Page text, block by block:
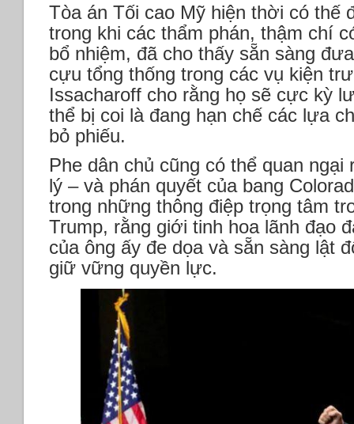
Tòa án Tối cao Mỹ hiện thời có thế
trong khi các thẩm phán, thậm chí
bổ nhiệm, đã cho thấy sẵn sàng
cựu tổng thống trong các vụ kiện
Issacharoff cho rằng họ sẽ cực kỳ
thể bị coi là đang hạn chế các lựa
bỏ phiếu.
Phe dân chủ cũng có thể quan
lý – và phán quyết của bang
trong những thông điệp trọng tâm
Trump, rằng giới tinh hoa lãnh đạo
của ông ấy đe dọa và sẵn sàng lật
giữ vững quyền lực.